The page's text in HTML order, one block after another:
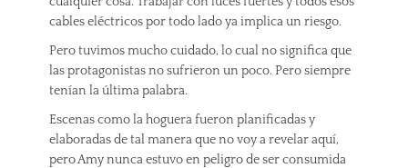
cables eléctricos por todo lado ya implica un riesgo.
Pero tuvimos mucho cuidado, lo cual no significa que
las protagonistas no sufrieron un poco. Pero siempre
tenían la última palabra.
Escenas como la hoguera fueron planificadas y
elaboradas de tal manera que no voy a revelar aquí,
pero Amy nunca estuvo en peligro de ser consumida